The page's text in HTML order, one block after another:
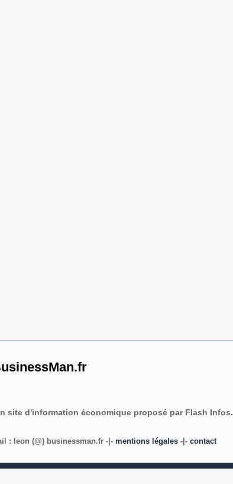
site d'information économique proposé par Flash Infos.
: leon (@) businessman.fr -|- mentions légales -|- contact